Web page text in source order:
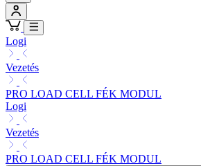
Logi
Vezetés
PRO LOAD CELL FÉK MODUL
Logi
Vezetés
PRO LOAD CELL FÉK MODUL